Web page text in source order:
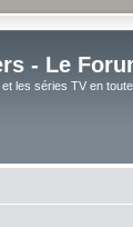
- Le
les séries TV en